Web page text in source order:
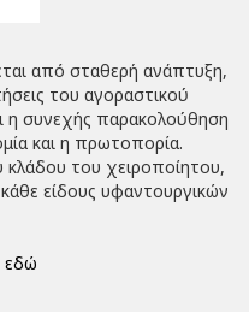
από σταθερή ανάπτυξη,
του αγοραστικού
η συνεχής παρακολούθηση
και η πρωτοπορία.
κλάδου του χειροποίητου,
είδους υφαντουργικών
εδώ